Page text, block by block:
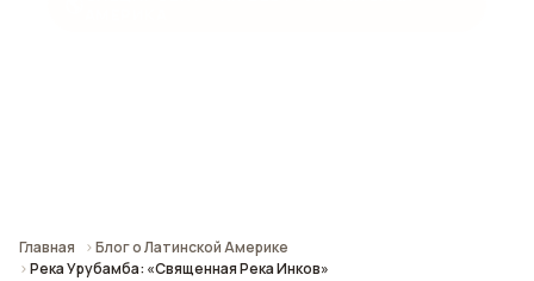
Главная
Блог о Латинской Америке
Река Урубамба: «Священная Река Инков»